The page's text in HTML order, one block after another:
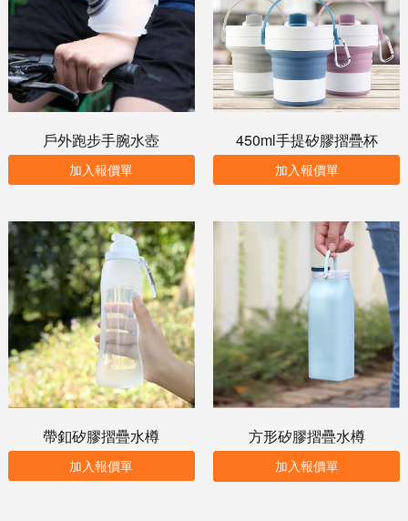
戶外跑步手腕水壺
加入報價單
450ml手提矽膠摺疊杯
加入報價單
帶釦矽膠摺疊水樽
加入報價單
方形矽膠摺疊水樽
加入報價單